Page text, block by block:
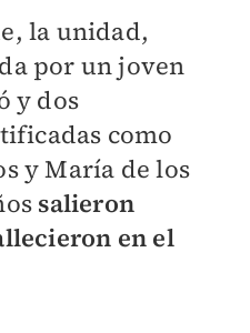
la unidad,
por un joven
y dos
como
y María de los
salieron
en el